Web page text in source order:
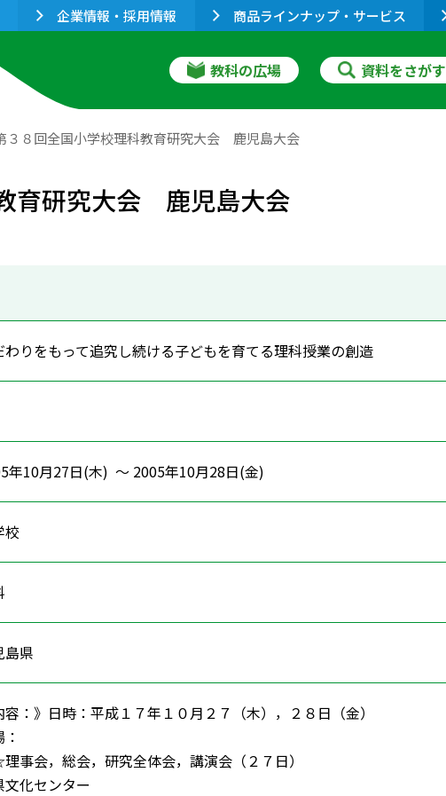
企業情報・採用情報 商品ラインナップ・サービス
教科の広場 資料をさがす
３８回全国小学校理科教育研究大会 鹿児島大会
育研究大会 鹿児島大会
わりをもって追究し続ける子どもを育てる理科授業の創造
年10月27日(木) ～ 2005年10月28日(金)
校
島県
容：》日時：平成１７年１０月２７（木），２８日（金）
事会，総会，研究全体会，講演会（２７日）
化センター